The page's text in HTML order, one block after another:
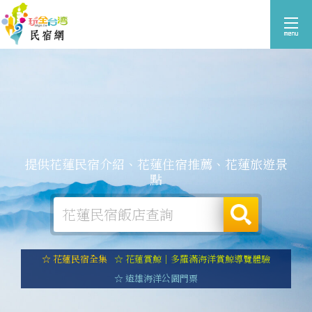
提供花蓮民宿介紹、花蓮住宿推薦、花蓮旅遊景
點
☆ 花蓮民宿全集 ☆ 花蓮賞鯨｜多羅滿海洋賞鯨導覽體驗
☆ 遠雄海洋公園門票